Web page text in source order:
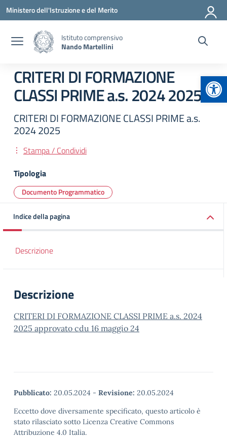
Vai ai contenuti
Vai al menu di navigazione
Vai al footer
Ministero dell'Istruzione e del Merito
Istituto comprensivo
Nando Martellini
CRITERI DI FORMAZIONE
CLASSI PRIME a.s. 2024 2025
CRITERI DI FORMAZIONE CLASSI PRIME a.s.
2024 2025
Stampa / Condividi
Tipologia
Documento Programmatico
Indice della pagina
Descrizione
Descrizione
CRITERI DI FORMAZIONE CLASSI PRIME a.s. 2024
2025 approvato cdu 16 maggio 24
Pubblicato: 20.05.2024 - Revisione: 20.05.2024
Eccetto dove diversamente specificato, questo articolo è
stato rilasciato sotto Licenza Creative Commons
Attribuzione 4.0 Italia.